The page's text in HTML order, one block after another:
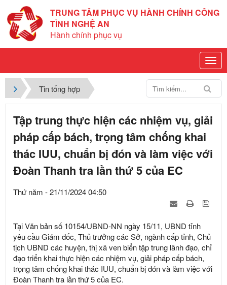
TRUNG TÂM PHỤC VỤ HÀNH CHÍNH CÔNG
TỈNH NGHỆ AN
Hành chính phục vụ
Tin tổng hợp
Tập trung thực hiện các nhiệm vụ, giải
pháp cấp bách, trọng tâm chống khai
thác IUU, chuẩn bị đón và làm việc với
Đoàn Thanh tra lần thứ 5 của EC
Thứ năm - 21/11/2024 04:50
Tại Văn bản số 10154/UBND-NN ngày 15/11, UBND tỉnh
yêu cầu Giám đốc, Thủ trưởng các Sở, ngành cấp tỉnh, Chủ
tịch UBND các huyện, thị xã ven biển tập trung lãnh đạo, chỉ
đạo triển khai thực hiện các nhiệm vụ, giải pháp cấp bách,
trọng tâm chống khai thác IUU, chuẩn bị đón và làm việc với
Đoàn Thanh tra lần thứ 5 của EC.